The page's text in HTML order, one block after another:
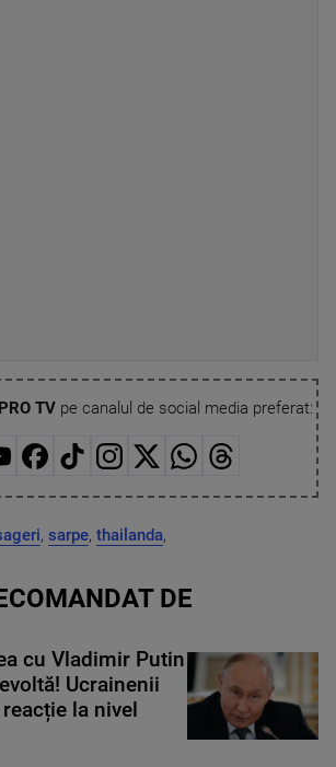
TVpe canalul de social media preferat:
, sarpe, thailanda,
DE
cu Vladimir Putin
Ucrainenii
la nivel